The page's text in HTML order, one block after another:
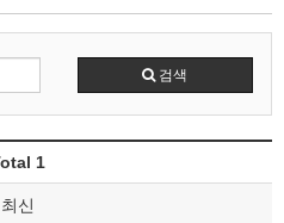
검색
1
최신